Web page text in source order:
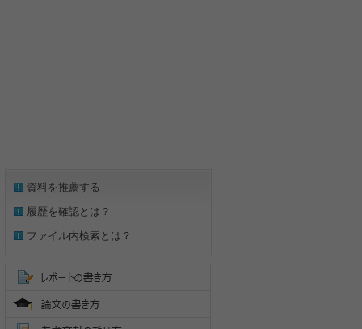
資料を推薦する
履歴を確認とは？
ファイル内検索とは？